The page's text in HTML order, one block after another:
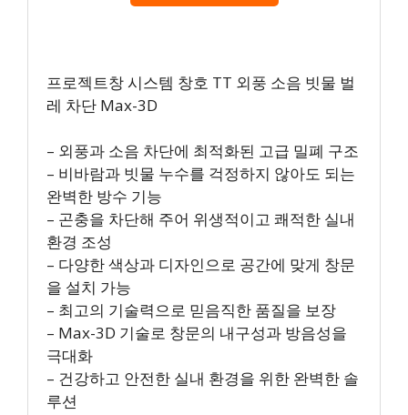
프로젝트창 시스템 창호 TT 외풍 소음 빗물 벌
레 차단 Max-3D
– 외풍과 소음 차단에 최적화된 고급 밀폐 구조
– 비바람과 빗물 누수를 걱정하지 않아도 되는
완벽한 방수 기능
– 곤충을 차단해 주어 위생적이고 쾌적한 실내
환경 조성
– 다양한 색상과 디자인으로 공간에 맞게 창문
을 설치 가능
– 최고의 기술력으로 믿음직한 품질을 보장
– Max-3D 기술로 창문의 내구성과 방음성을
극대화
– 건강하고 안전한 실내 환경을 위한 완벽한 솔
루션